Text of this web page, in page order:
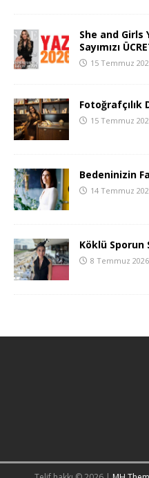
She and Girls
Sayımızı
15 Temmuz
Fotoğrafçılık
15 Temmuz
Bedeninizin
14 Temmuz
Köklü Sporun
8 Temmuz 2026